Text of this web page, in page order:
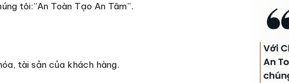
tôi:”An Toàn Tạo An Tâm”.
tài sản của khách hàng.